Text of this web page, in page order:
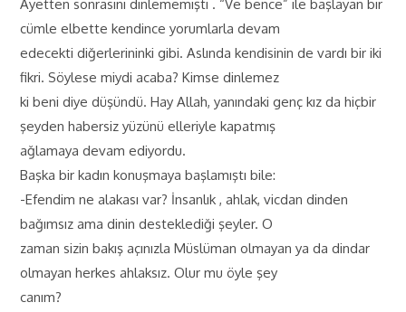
Ayetten sonrasını dinlememişti . “Ve bence” ile başlayan bir
cümle elbette kendince yorumlarla devam
edecekti diğerlerininki gibi. Aslında kendisinin de vardı bir iki
fikri. Söylese miydi acaba? Kimse dinlemez
ki beni diye düşündü. Hay Allah, yanındaki genç kız da hiçbir
şeyden habersiz yüzünü elleriyle kapatmış
ağlamaya devam ediyordu.
Başka bir kadın konuşmaya başlamıştı bile:
-Efendim ne alakası var? İnsanlık , ahlak, vicdan dinden
bağımsız ama dinin desteklediği şeyler. O
zaman sizin bakış açınızla Müslüman olmayan ya da dindar
olmayan herkes ahlaksız. Olur mu öyle şey
canım?